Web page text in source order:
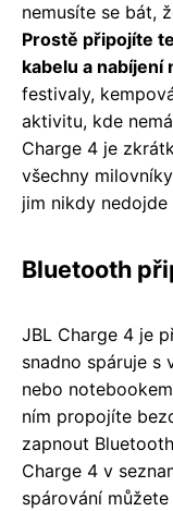
nemusíte se bát,
Prostě připojíte
kabelu a nabíjení
festivaly,
aktivitu, kde
Charge 4 je
všechny
jim nikdy nedojde
Bluetooth
JBL Charge 4 je
snadno spáruje s
nebo
ním propojíte
zapnout
Charge 4 v
spárování